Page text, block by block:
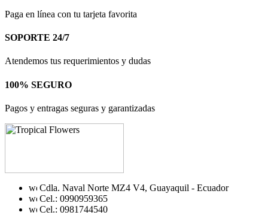
Paga en línea con tu tarjeta favorita
SOPORTE 24/7
Atendemos tus requerimientos y dudas
100% SEGURO
Pagos y entragas seguras y garantizadas
Cdla. Naval Norte MZ4 V4, Guayaquil - Ecuador
Cel.: 0990959365
Cel.: 0981744540